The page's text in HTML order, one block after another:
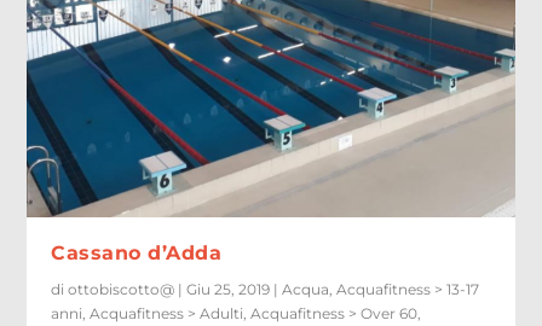
Cassano d’Adda
diottobiscotto@ |Giu 25, 2019 |Acqua ,Acquafitness > 13-17
anni ,Acquafitness > Adulti ,Acquafitness > Over 60